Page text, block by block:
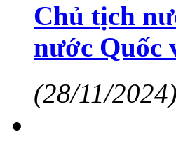
Chủ tịch
nước Quốc
(28/11/2024)